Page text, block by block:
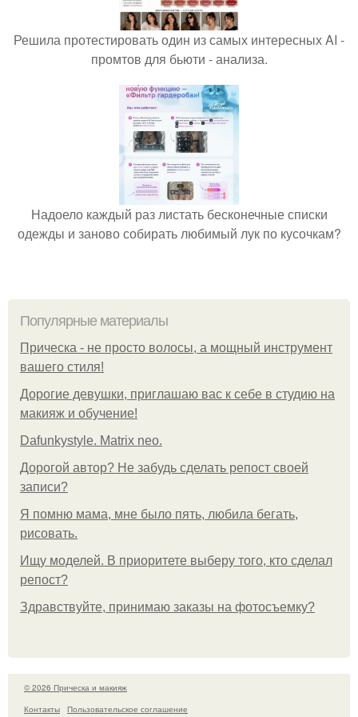
Решила протестировать один из самых интересных AI -
промтов для бьюти - анализа.
Надоело каждый раз листать бесконечные списки
одежды и заново собирать любимый лук по кусочкам?
Популярные материалы
Прическа - не просто волосы, а мощный инструмент
вашего стиля!
Дорогие девушки, приглашаю вас к себе в студию на
макияж и обучение!
Dafunkystyle. Matrix neo.
Дорогой автор? Не забудь сделать репост своей
записи?
Я помню мама, мне было пять, любила бегать,
рисовать.
Ищу моделей. В приоритете выберу того, кто сделал
репост?
Здравствуйте, принимаю заказы на фотосъемку?
© 2026 Прическа и макияж
Контакты
Пользовательское соглашение